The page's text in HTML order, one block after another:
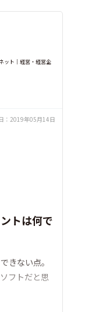
ット｜経営・経営企
： 2019年05月14日
トは何で
きない点。
フトだと思